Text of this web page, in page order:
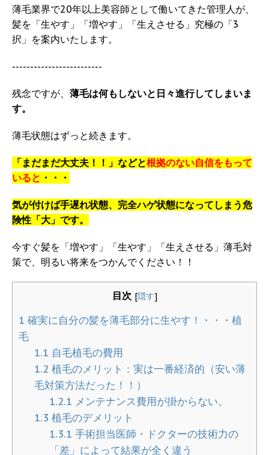
薄毛業界で20年以上美容師として働いてきた管理人が、
髪を「生やす」「増やす」「生えさせる」究極の「3
択」を案内いたします。
-------------------------
残念ですが、 薄毛は何もしないと日々進行してしまいま
す。
薄毛状態はずっと続きます。
「まだまだ大丈夫！！」などと根拠のない自信をもって
いると ・・・
気が付けば手遅れ状態、完全ハゲ状態になってしまう危
険性「大」です。
今すぐ髪を「増やす」「生やす」「生えさせる」薄毛対
策で、明るい将来をつかんでください！！
目次 [隠す]
1 確実に自分の髪を薄毛部分に生やす！・・・植
毛
1.1 自毛植毛の費用
1.2 植毛のメリット：実は一番経済的（安い薄
毛対策方法だった！！）
1.2.1 メンテナンス費用が掛からない。
1.3 植毛のデメリット
1.3.1 手術担当医師・ドクターの技術力の
「差」によって結果が全く違う